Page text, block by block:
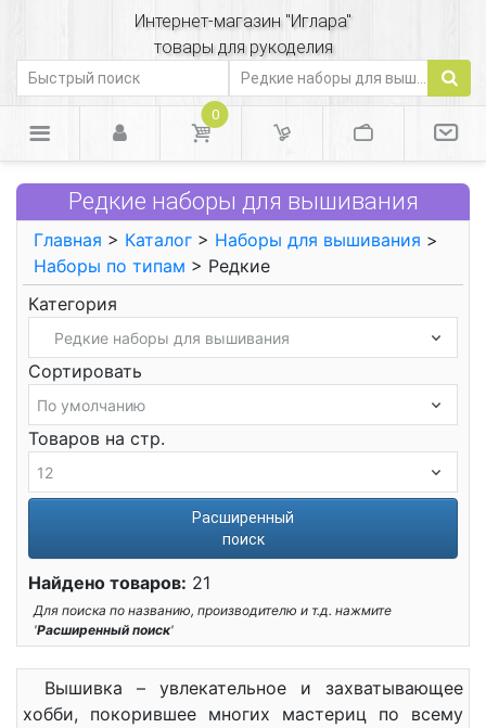
Интернет-магазин "Иглара"
товары для рукоделия
0
Редкие наборы для вышивания
Главная > Каталог > Наборы для вышивания >
Наборы по типам > Редкие
Категория
Сортировать
Товаров на стр.
Расширенный
поиск
Найдено товаров: 21
Для поиска по названию, производителю и т.д. нажмите
'Расширенный поиск'
Вышивка – увлекательное и захватывающее
хобби, покорившее многих мастериц по всему